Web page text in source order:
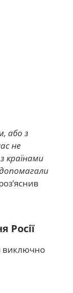
або з
не
країнами
Росії
виключно